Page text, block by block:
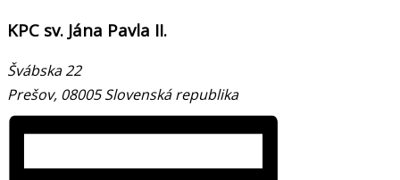
KPC sv. Jána Pavla II.
Švábska 22
Prešov, 08005 Slovenská republika